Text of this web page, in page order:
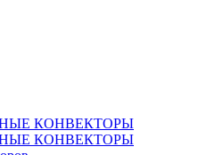
КОНВЕКТОРЫ
КОНВЕКТОРЫ